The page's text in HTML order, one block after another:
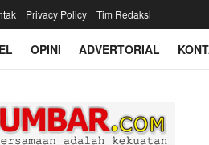
Privacy Policy Tim Redaksi
OPINI ADVERTORIAL